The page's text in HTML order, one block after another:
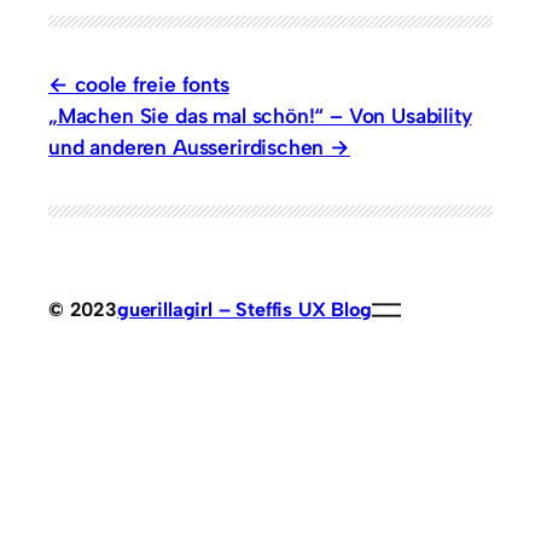
coole freie fonts
„Machen Sie das mal schön!“ – Von Usability
und anderen Ausserirdischen
© 2023guerillagirl – Steffis UX Blog